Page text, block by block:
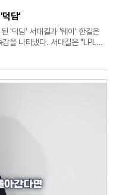
담'
'덕담' 서대길과 '웨이' 한길은
을 나타냈다. 서대길은 "LPL
거나 기타 등등 다 뭔가
콜업된 한길은 "제가 잘한 건
생각했다"며 "다른 팀 제안도
여기가 최고인 거 같다"며